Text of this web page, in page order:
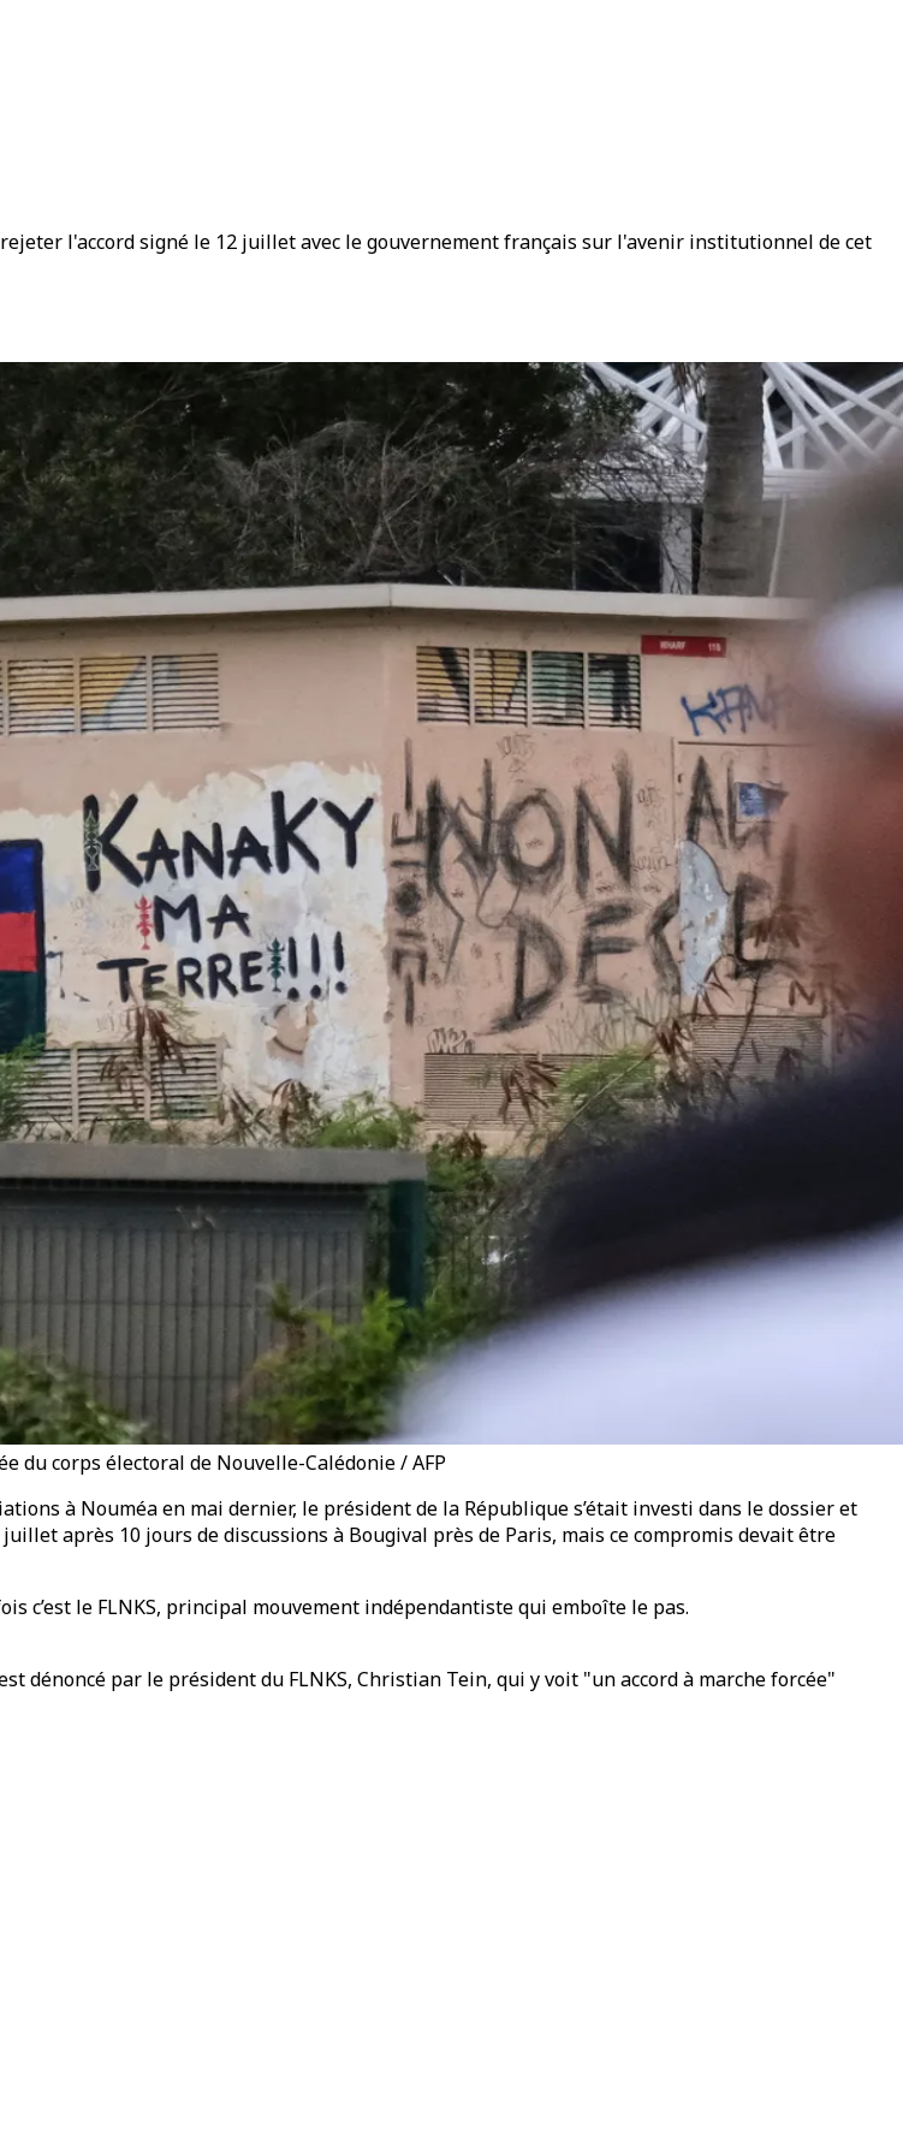
l'accord signé le 12 juillet avec le gouvernement français sur l'avenir institutionnel de cet
du corps électoral de Nouvelle-Calédonie / AFP
à Nouméa en mai dernier, le président de la République s’était investi dans le dossier et
après 10 jours de discussions à Bougival près de Paris, mais ce compromis devait être
c’est le FLNKS, principal mouvement indépendantiste qui emboîte le pas.
dénoncé par le président du FLNKS, Christian Tein, qui y voit "un accord à marche forcée"